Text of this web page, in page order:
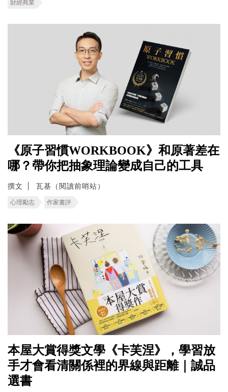
財經商業
《原子習慣WORKBOOK》和原著差在
哪？帶你把抽象理論變成自己的工具
撰文 瓦基（閱讀前哨站）
心理勵志 作家書評
本屋大賞得獎文學《卡芙涅》，學習放
手才會看清關係裡的界線與距離｜誠品
選書